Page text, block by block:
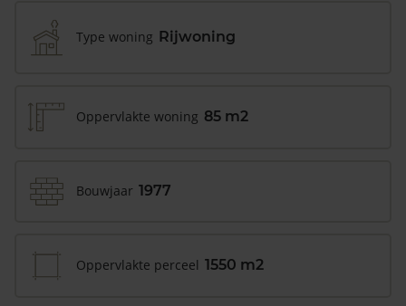
Type woning Rijwoning
Oppervlakte woning 85 m2
Bouwjaar 1977
Oppervlakte perceel 1550 m2